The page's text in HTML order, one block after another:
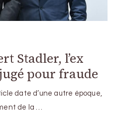
Stadler, l’ex
jugé pour fraude
date d’une autre époque,
de la …